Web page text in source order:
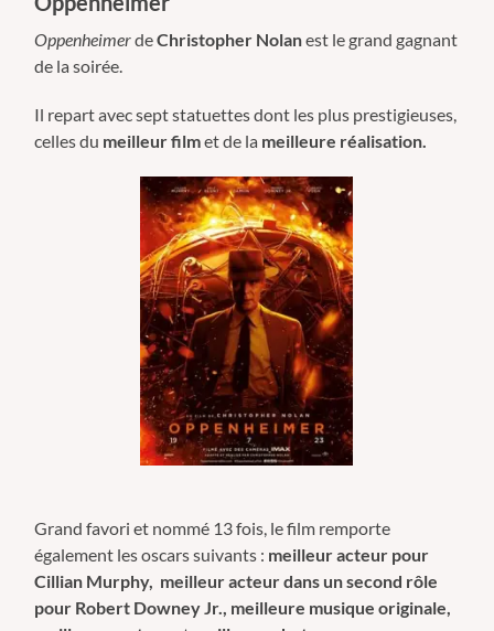
OppenheimerdeChristopher Nolanest le grand gagnant
de la soirée.
Il repart avec sept statuettes dont les plus prestigieuses,
celles du meilleur filmet de la meilleure réalisation.
Grand favori et nommé 13 fois, le film remporte
également les oscars suivants : meilleur acteur pour
Cillian Murphy, meilleur acteur dans un second rôle
pour Robert Downey Jr., meilleure musique originale,